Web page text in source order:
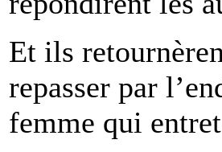
Et ils
repasser par
femme qui